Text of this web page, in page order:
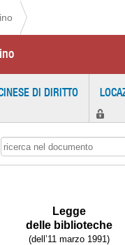
DI DIRITTO
Legge
delle biblioteche
(dell’11 marzo 1991)